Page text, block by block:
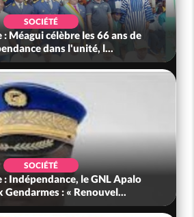
SOCIÉTÉ
Méagui célèbre les 66 ans de
dans l'unité, l...
SOCIÉTÉ
Indépendance, le GNL Apalo
Gendarmes : « Renouvel...